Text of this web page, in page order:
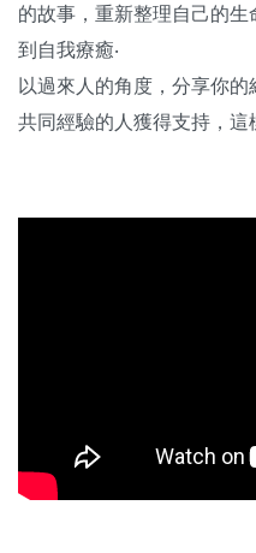
的故事，重新整理自己的
到自我療癒‧
以過來人的角度，分享你
共同經驗的人獲得支持，